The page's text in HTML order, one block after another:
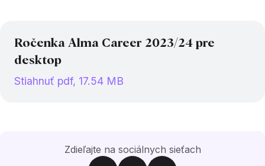
Ročenka Alma Career 2023/24 pre
desktop
Stiahnuť pdf, 17.54 MB
Zdieľajte na sociálnych sieťach